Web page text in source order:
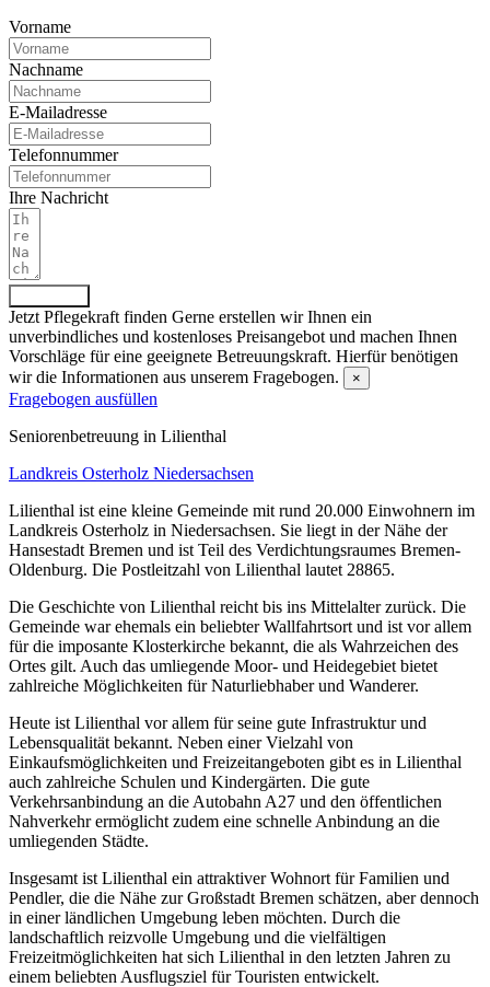
Vorname
Nachname
E-Mailadresse
Telefonnummer
Ihre Nachricht
Jetzt Pflegekraft finden Gerne erstellen wir Ihnen ein
unverbindliches und kostenloses Preisangebot und machen Ihnen
Vorschläge für eine geeignete Betreuungskraft. Hierfür benötigen
wir die Informationen aus unserem Fragebogen.
×
Fragebogen ausfüllen
Senioren­betreuung in Lilienthal
Landkreis Osterholz Niedersachsen
Lilienthal ist eine kleine Gemeinde mit rund 20.000 Einwohnern im
Landkreis Osterholz in Niedersachsen. Sie liegt in der Nähe der
Hansestadt Bremen und ist Teil des Verdichtungsraumes Bremen-
Oldenburg. Die Postleitzahl von Lilienthal lautet 28865.
Die Geschichte von Lilienthal reicht bis ins Mittelalter zurück. Die
Gemeinde war ehemals ein beliebter Wallfahrtsort und ist vor allem
für die imposante Klosterkirche bekannt, die als Wahrzeichen des
Ortes gilt. Auch das umliegende Moor- und Heidegebiet bietet
zahlreiche Möglichkeiten für Naturliebhaber und Wanderer.
Heute ist Lilienthal vor allem für seine gute Infrastruktur und
Lebensqualität bekannt. Neben einer Vielzahl von
Einkaufsmöglichkeiten und Freizeitangeboten gibt es in Lilienthal
auch zahlreiche Schulen und Kindergärten. Die gute
Verkehrsanbindung an die Autobahn A27 und den öffentlichen
Nahverkehr ermöglicht zudem eine schnelle Anbindung an die
umliegenden Städte.
Insgesamt ist Lilienthal ein attraktiver Wohnort für Familien und
Pendler, die die Nähe zur Großstadt Bremen schätzen, aber dennoch
in einer ländlichen Umgebung leben möchten. Durch die
landschaftlich reizvolle Umgebung und die vielfältigen
Freizeitmöglichkeiten hat sich Lilienthal in den letzten Jahren zu
einem beliebten Ausflugsziel für Touristen entwickelt.